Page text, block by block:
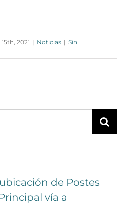
2021 | Noticias | Sin
de Postes
vía a